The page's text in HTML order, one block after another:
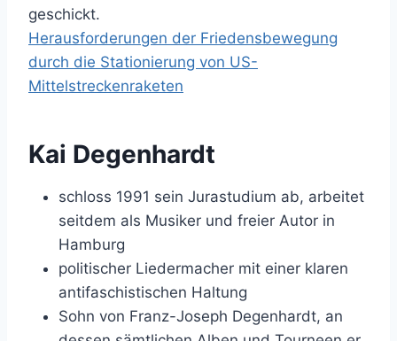
geschickt.
Herausforderungen der Friedensbewegung
durch die Stationierung von US-
Mittelstreckenraketen
Kai Degenhardt
schloss 1991 sein Jurastudium ab, arbeitet
seitdem als Musiker und freier Autor in
Hamburg
politischer Liedermacher mit einer klaren
antifaschistischen Haltung
Sohn von Franz-Joseph Degenhardt, an